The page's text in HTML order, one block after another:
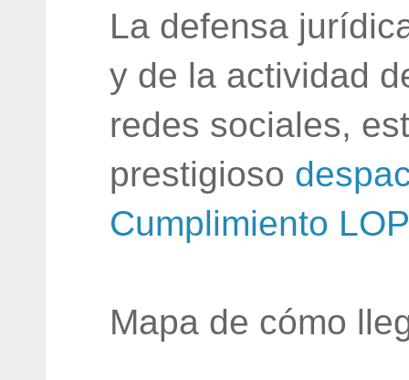
La defensa
y de la actividad
redes sociales,
prestigioso
Cumplimiento
Mapa de cómo